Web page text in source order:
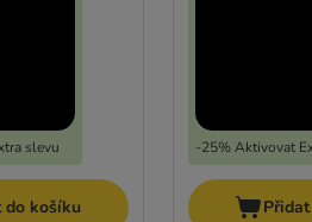
slevu
do košíku
-25% Aktivovat